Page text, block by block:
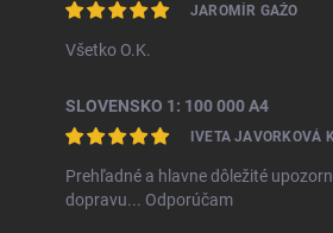
JAROMÍR GAŽO
Všetko O.K.
SLOVENSKO 1: 100 000 A4
IVETA JAVORKOVÁ
Prehľadné a hlavne dôležité
dopravu... Odporúčam